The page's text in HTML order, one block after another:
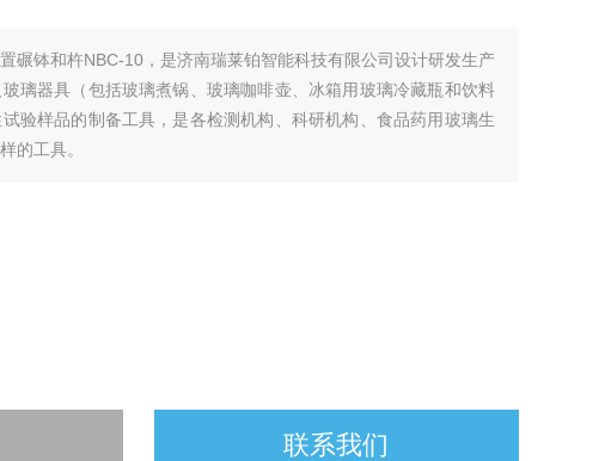
碾钵和杵NBC-10，是济南瑞莱铂智能科技有限公司设计研发生产
璃器具（包括玻璃煮锅、玻璃咖啡壶、冰箱用玻璃冷藏瓶和饮料
验样品的制备工具，是各检测机构、科研机构、食品药用玻璃生
的工具。
联系我们